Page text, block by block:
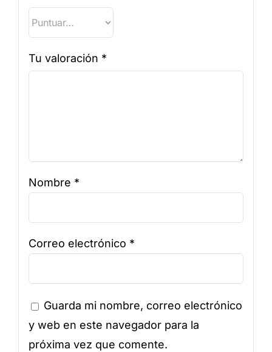
Tu valoración *
Nombre *
Correo electrónico *
Guarda mi nombre, correo electrónico
y web en este navegador para la
próxima vez que comente.